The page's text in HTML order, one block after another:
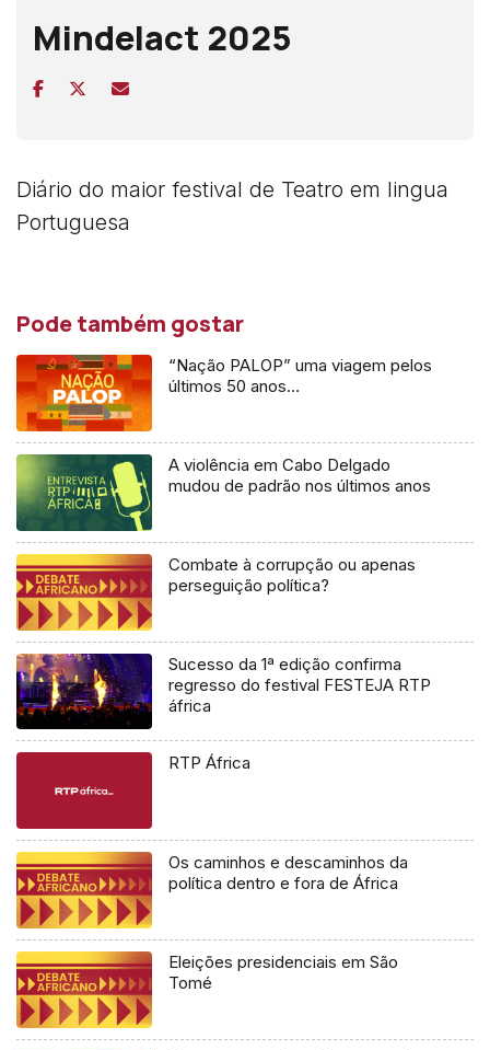
Mindelact 2025
Diário do maior festival de Teatro em lingua
Portuguesa
Pode também gostar
“Nação PALOP” uma viagem pelos
últimos 50 anos…
A violência em Cabo Delgado
mudou de padrão nos últimos anos
Combate à corrupção ou apenas
perseguição política?
Sucesso da 1ª edição confirma
regresso do festival FESTEJA RTP
áfrica
RTP África
Os caminhos e descaminhos da
política dentro e fora de África
Eleições presidenciais em São
Tomé